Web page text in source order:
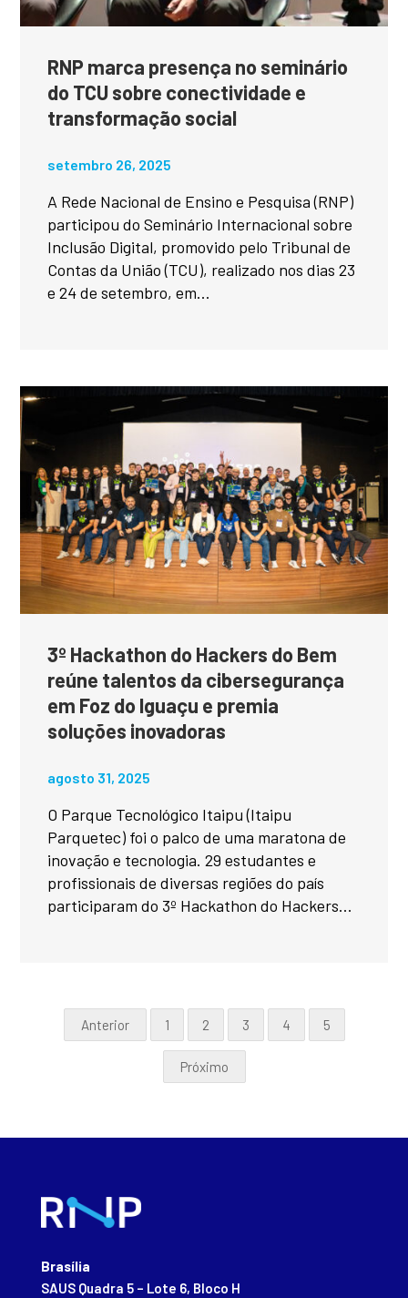
RNP marca presença no seminário
do TCU sobre conectividade e
transformação social
setembro 26, 2025
A Rede Nacional de Ensino e Pesquisa (RNP)
participou do Seminário Internacional sobre
Inclusão Digital, promovido pelo Tribunal de
Contas da União (TCU), realizado nos dias 23
e 24 de setembro, em...
3º Hackathon do Hackers do Bem
reúne talentos da cibersegurança
em Foz do Iguaçu e premia
soluções inovadoras
agosto 31, 2025
O Parque Tecnológico Itaipu (Itaipu
Parquetec) foi o palco de uma maratona de
inovação e tecnologia. 29 estudantes e
profissionais de diversas regiões do país
participaram do 3º Hackathon do Hackers...
Anterior 1 2 3 4 5
Próximo
Brasília
SAUS Quadra 5 – Lote 6, Bloco H